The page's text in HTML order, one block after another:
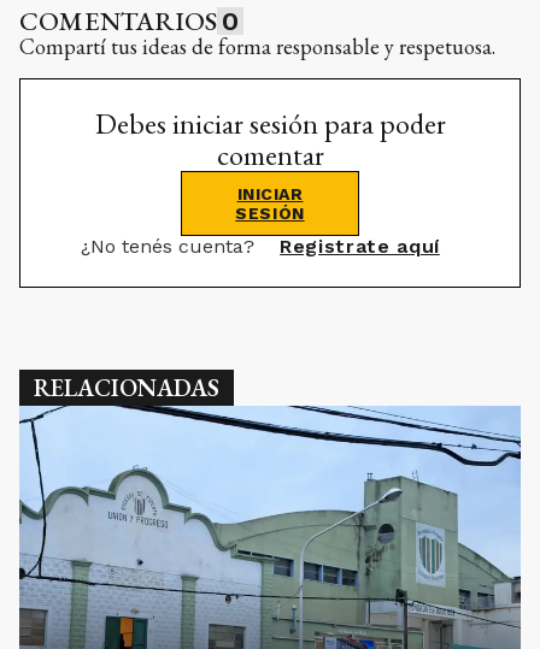
Debes iniciar sesión para poder
comentar
SESIÓN
¿No tenés cuenta? Registrate aquí
RELACIONADAS